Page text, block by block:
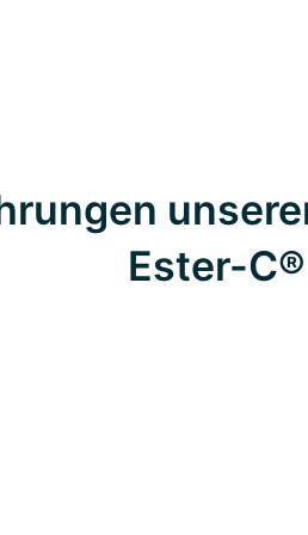
Ester-